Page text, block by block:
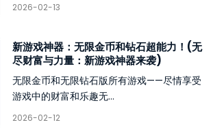
2026-02-13
新游戏神器：无限金币和钻石超能力！(无
尽财富与力量：新游戏神器来袭)
无限金币和无限钻石版所有游戏——尽情享受
游戏中的财富和乐趣无...
2026-02-12